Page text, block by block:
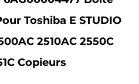
Toshiba E STUDIO
2510AC 2550C
Copieurs